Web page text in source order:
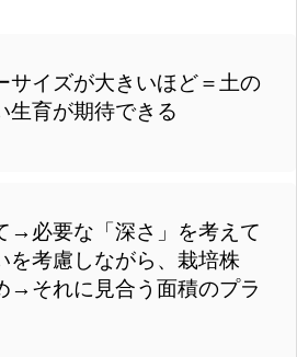
サイズが大きいほど＝土の
生育が期待できる
→必要な「深さ」を考えて
考慮しながら、栽培株
→それに見合う面積のプラ